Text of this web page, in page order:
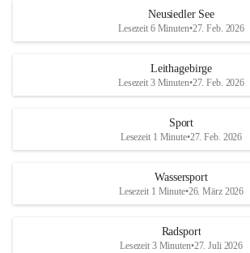
S
und den daraus folgenden wirtschaftlichen
Maßnahmen zur Bekämpfung
Rebe und der Amerikanischen
Anhang VBl. EU Nr. 18
1 Seite•1,4 MB
VBl. EU Nr. 18_2026
r
S
Neusiedler See
Lesezeit 6 Minuten•27. Feb. 2026
Leithagebirge
Lesezeit 3 Minuten•27. Feb. 2026
Sport
Lesezeit 1 Minute•27. Feb. 2026
Wassersport
Lesezeit 1 Minute•26. März 2026
Radsport
Lesezeit 3 Minuten•27. Juli 2026